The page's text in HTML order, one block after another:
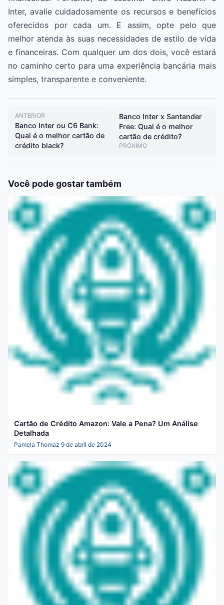
Inter, avalie cuidadosamente os recursos e benefícios
oferecidos por cada um. E assim, opte pelo que
melhor atenda às suas necessidades de estilo de vida
e financeiras. Com qualquer um dos dois, você estará
no caminho certo para uma experiência bancária mais
simples, transparente e conveniente.
ANTERIOR
Banco Inter ou C6 Bank:
Qual é o melhor cartão de
crédito black?
Banco Inter x Santander
Free: Qual é o melhor
cartão de crédito?
PRÓXIMO
Você pode gostar também
Cartão de Crédito Amazon: Vale a Pena? Um Análise
Detalhada
Pamela Thomaz 9 de abril de 2024